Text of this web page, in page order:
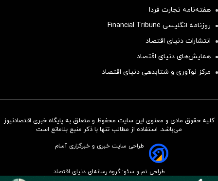
سرمایه‌گذاری همسنگ با شاخص
هفته‌نامه تجارت فردا
روزنامه انگلیسی Financial Tribune
انتشارات دنیای اقتصاد
همایش‌های دنیای اقتصاد
مرکز نوآوری و شتابدهی دنیای اقتصاد
کلیه حقوق مادی و معنوی این سایت محفوظ و متعلق به پایگاه خبری اقتصادنیوز
می‌باشد. استفاده از مطالب تنها با ذکر منبع بلامانع است
طراحی سایت خبری و خبرگزاری آسام
طراحی تم و سئو: گروه رسانه‌ای دنیای اقتصاد